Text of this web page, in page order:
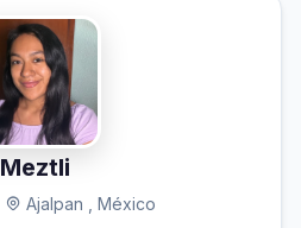
Meztli
Ajalpan , México